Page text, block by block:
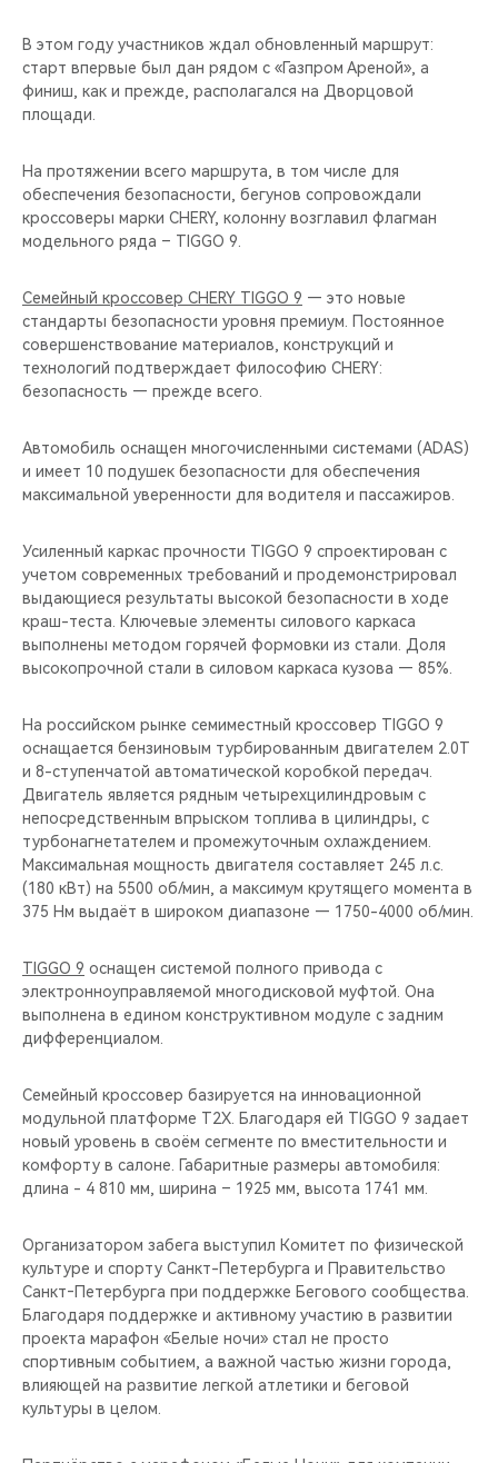
В этом году участников ждал обновленный маршрут:
старт впервые был дан рядом с «Газпром Ареной», а
финиш, как и прежде, располагался на Дворцовой
площади.
На протяжении всего маршрута, в том числе для
обеспечения безопасности, бегунов сопровождали
кроссоверы марки CHERY, колонну возглавил флагман
модельного ряда – TIGGO 9.
Семейный кроссовер CHERY TIGGO 9 — это новые
стандарты безопасности уровня премиум. Постоянное
совершенствование материалов, конструкций и
технологий подтверждает философию CHERY:
безопасность — прежде всего.
Автомобиль оснащен многочисленными системами (ADAS)
и имеет 10 подушек безопасности для обеспечения
максимальной уверенности для водителя и пассажиров.
Усиленный каркас прочности TIGGO 9 спроектирован с
учетом современных требований и продемонстрировал
выдающиеся результаты высокой безопасности в ходе
краш-теста. Ключевые элементы силового каркаса
выполнены методом горячей формовки из стали. Доля
высокопрочной стали в силовом каркаса кузова — 85%.
На российском рынке семиместный кроссовер TIGGO 9
оснащается бензиновым турбированным двигателем 2.0T
и 8-ступенчатой автоматической коробкой передач.
Двигатель является рядным четырехцилиндровым с
непосредственным впрыском топлива в цилиндры, с
турбонагнетателем и промежуточным охлаждением.
Максимальная мощность двигателя составляет 245 л.с.
(180 кВт) на 5500 об/мин, а максимум крутящего момента в
375 Нм выдаёт в широком диапазоне — 1750-4000 об/мин.
TIGGO 9 оснащен системой полного привода с
электронноуправляемой многодисковой муфтой. Она
выполнена в едином конструктивном модуле с задним
дифференциалом.
Семейный кроссовер базируется на инновационной
модульной платформе T2X. Благодаря ей TIGGO 9 задает
новый уровень в своём сегменте по вместительности и
комфорту в салоне. Габаритные размеры автомобиля:
длина - 4 810 мм, ширина – 1925 мм, высота 1741 мм.
Организатором забега выступил Комитет по физической
культуре и спорту Санкт-Петербурга и Правительство
Санкт‑Петербурга при поддержке Бегового сообщества.
Благодаря поддержке и активному участию в развитии
проекта марафон «Белые ночи» стал не просто
спортивным событием, а важной частью жизни города,
влияющей на развитие легкой атлетики и беговой
культуры в целом.